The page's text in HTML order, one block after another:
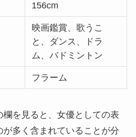
156cm
映画鑑賞、歌うこ
と、ダンス、ドラ
ム、バドミントン
フラーム
を見ると、女優としての表
多く含まれていることが分